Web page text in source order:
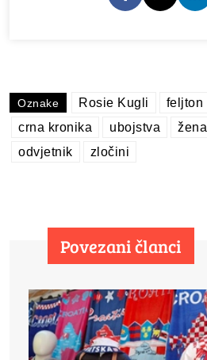
Oznake Rosie Kugli feljton
crna kronika
ubojstva žena
odvjetnik
zločini
Povezani članci